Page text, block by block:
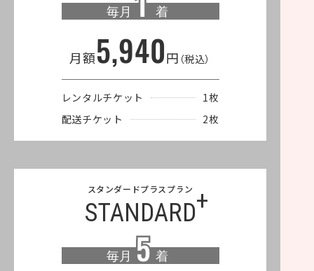
毎月 着
月額5,940円 （税込）
レンタルチケット
1枚
配送チケット
2枚
スタンダードプラスプラン
STANDARD+
毎月 着
5
5